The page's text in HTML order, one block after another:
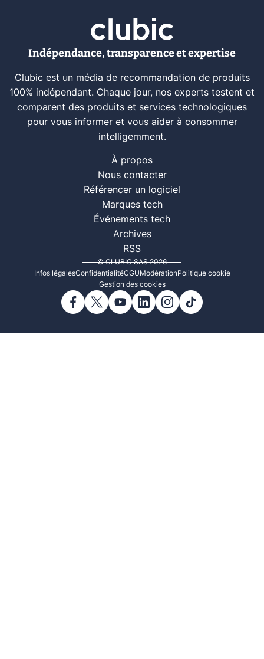
Indépendance, transparence et expertise
Clubic est un média de recommandation de produits
100% indépendant. Chaque jour, nos experts testent et
comparent des produits et services technologiques
pour vous informer et vous aider à consommer
intelligemment.
À propos
Nous contacter
Référencer un logiciel
Marques tech
Événements tech
Archives
RSS
© CLUBIC SAS 2026
Infos légalesConfidentialitéCGUModérationPolitique cookie
Gestion des cookies